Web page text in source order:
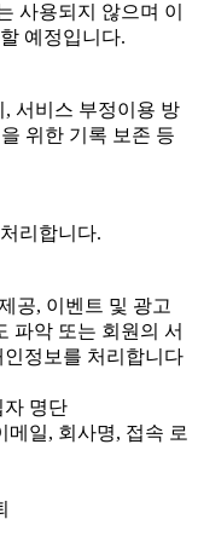
사용되지 않으며 이
예정입니다.
, 서비스 부정이용 방
위한 기록 보존 등
리합니다.
공, 이벤트 및 광고
파악 또는 회원의 서
정보를 처리합니다
명단
일, 회사명, 접속 로